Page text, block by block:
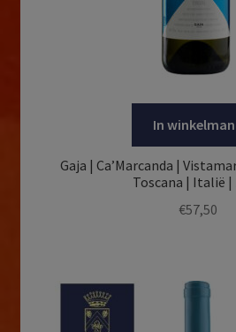
In
Gaja | Ca’Marcanda |
Toscana | Italië |
€57,50